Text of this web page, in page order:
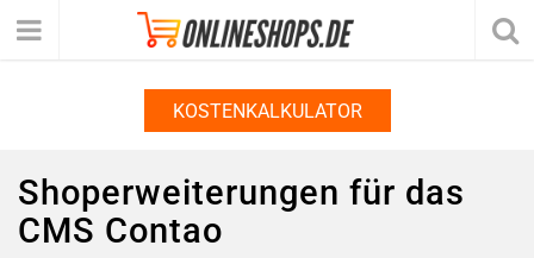
KOSTENKALKULATOR
Shoperweiterungen für das
CMS Contao